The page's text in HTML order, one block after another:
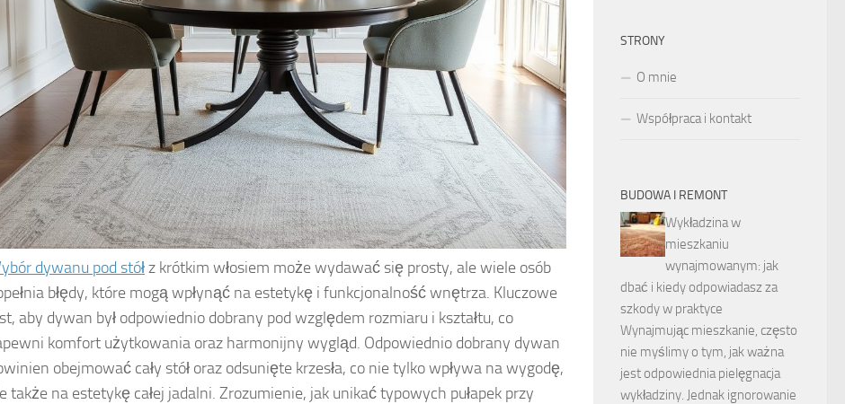
dywanu pod stółz krótkim włosiem może wydawać się prosty, ale wiele osób
błędy, które mogą wpłynąć na estetykę i funkcjonalność wnętrza. Kluczowe
aby dywan był odpowiednio dobrany pod względem rozmiaru i kształtu, co
komfort użytkowania oraz harmonijny wygląd. Odpowiednio dobrany dywan
obejmować cały stół oraz odsunięte krzesła, co nie tylko wpływa na wygodę,
także na estetykę całej jadalni. Zrozumienie, jak unikać typowych pułapek przy
STRONY
O mnie
Współpraca i kontakt
BUDOWA I REMONT
Wykładzina w
mieszkaniu
wynajmowanym: jak
dbać i kiedy odpowiadasz za
szkody w praktyce
Wynajmując mieszkanie, często
nie myślimy o tym, jak ważna
jest odpowiednia pielęgnacja
wykładziny. Jednak ignorowanie